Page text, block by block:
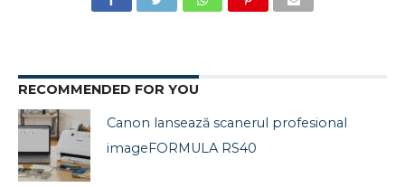
RECOMMENDED FOR YOU
Canon lansează scanerul profesional
imageFORMULA RS40